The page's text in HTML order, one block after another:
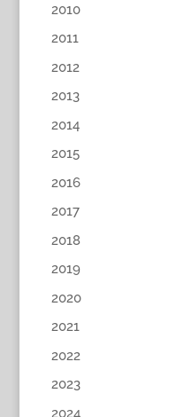
2010
2011
2012
2013
2014
2015
2016
2017
2018
2019
2020
2021
2022
2023
2024